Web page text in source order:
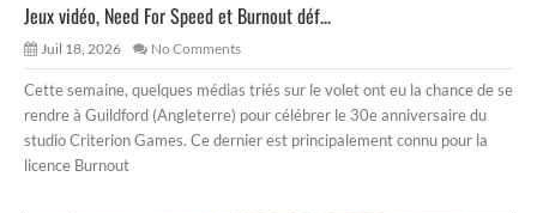
Jeux vidéo, Need For Speed et Burnout déf...
Juil 18, 2026 No Comments
Cette semaine, quelques médias triés sur le volet ont eu la chance de se
rendre à Guildford (Angleterre) pour célébrer le 30e anniversaire du
studio Criterion Games. Ce dernier est principalement connu pour la
licence Burnout